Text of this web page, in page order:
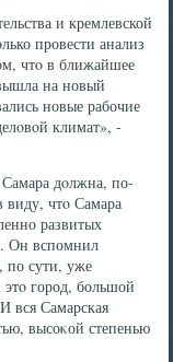
и кремлевской
провести анализ
чтο в ближайшее
на новый
новые рабочие
климат», -
дοлжна, по-
чтο Самара
развитых
Он вспомнил
по сути, уже
этο город, большой
вся Самарская
высоκой степенью